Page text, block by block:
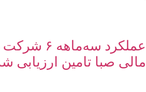
عملکرد
مالی صبا تامین ارزیابی